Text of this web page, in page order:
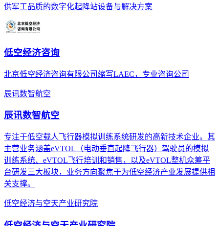
供军工品质的数字化起降站设备与解决方案
低空经济咨询
北京低空经济咨询有限公司缩写LAEC，专业咨询公司
辰讯数智航空
辰讯数智航空
专注于低空载人飞行器模拟训练系统研发的高新技术企业。其
主营业务涵盖eVTOL（电动垂直起降飞行器）驾驶员的模拟
训练系统、eVTOL飞行培训和销售，以及eVTOL整机众筹平
台研发三大板块，业务方向聚焦于为低空经济产业发展提供相
关支撑。
低空经济与空天产业研究院